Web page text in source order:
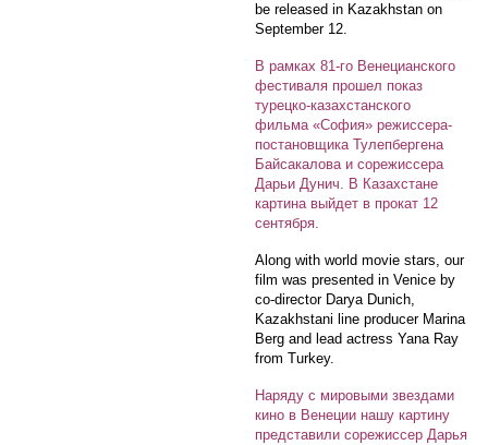
be released in Kazakhstan on
September 12.
В рамках 81-го Венецианского
фестиваля прошел показ
турецко-казахстанского
фильма «София» режиссера-
постановщика Тулепбергена
Байсакалова и сорежиссера
Дарьи Дунич. В Казахстане
картина выйдет в прокат 12
сентября.
Along with world movie stars, our
film was presented in Venice by
co-director Darya Dunich,
Kazakhstani line producer Marina
Berg and lead actress Yana Ray
from Turkey.
Наряду с мировыми звездами
кино в Венеции нашу картину
представили сорежиссер Дарья